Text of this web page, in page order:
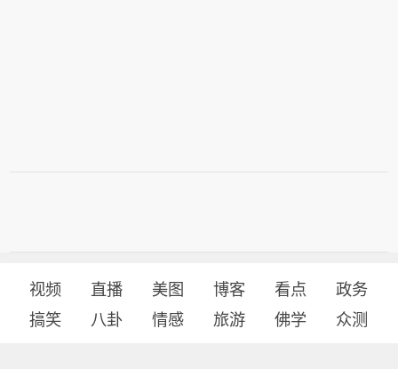
视频 直播 美图 博客 看点
政务
搞笑
八卦 情感 旅游 佛学 众测